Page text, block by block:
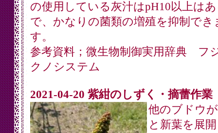
の使用している灰汁はpH10以上は
で、かなりの菌類の増殖を抑制でき
す。
参考資料；微生物制御実用辞典 フ
クノシステム
2021-04-20 紫紺のしずく・摘蕾作業
他のブドウ
と新葉を展